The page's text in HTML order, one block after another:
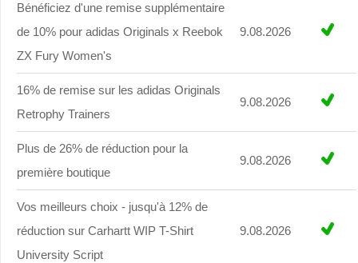
Bénéficiez d'une remise supplémentaire
de 10% pour adidas Originals x Reebok
ZX Fury Women's
9.08.2026
16% de remise sur les adidas Originals
Retrophy Trainers
9.08.2026
Plus de 26% de réduction pour la
première boutique
9.08.2026
Vos meilleurs choix - jusqu'à 12% de
réduction sur Carhartt WIP T-Shirt
University Script
9.08.2026